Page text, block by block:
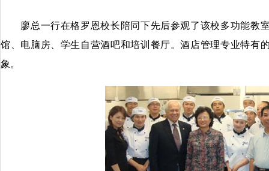
廖总一行在格罗恩校长陪同下先后参观了该校多功能教
馆、电脑房、学生自营酒吧和培训餐厅。酒店管理专业特有
象。